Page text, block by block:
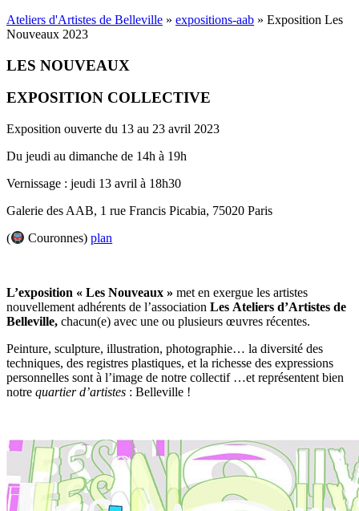
Ateliers d'Artistes de Belleville » expositions-aab » Exposition Les
Nouveaux 2023
LES NOUVEAUX
EXPOSITION COLLECTIVE
Exposition ouverte du 13 au 23 avril 2023
Du jeudi au dimanche de 14h à 19h
Vernissage : jeudi 13 avril à 18h30
Galerie des AAB, 1 rue Francis Picabia, 75020 Paris
( Couronnes)plan
L’exposition « Les Nouveaux » met en exergue les artistes
nouvellement adhérents de l’association Les Ateliers d’Artistes de
Belleville, chacun(e) avec une ou plusieurs œuvres récentes.
Peinture, sculpture, illustration, photographie… la diversité des
techniques, des registres plastiques, et la richesse des expressions
personnelles sont à l’image de notre collectif …et représentent bien
notre quartier d’artistes : Belleville !